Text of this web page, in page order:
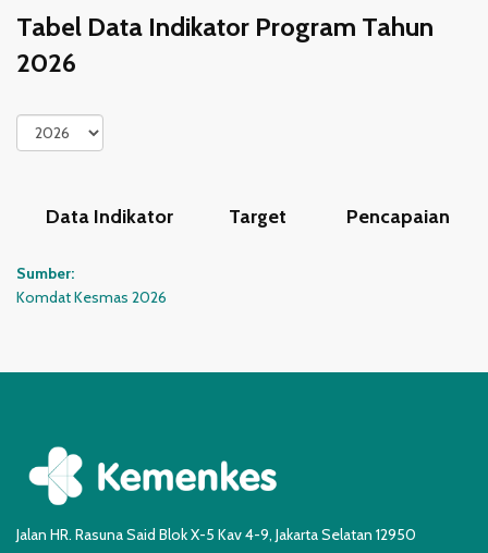
Tabel Data Indikator Program Tahun
2026
Data Indikator Target Pencapaian
Sumber:
Komdat Kesmas 2026
Jalan HR. Rasuna Said Blok X-5 Kav 4-9, Jakarta Selatan 12950